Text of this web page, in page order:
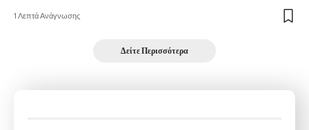
1 Λεπτά Ανάγνωσης
Δείτε Περισσότερα